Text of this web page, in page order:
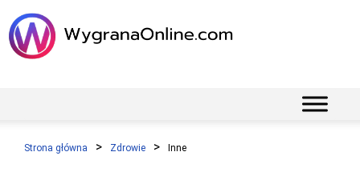
Strona główna Zdrowie Inne